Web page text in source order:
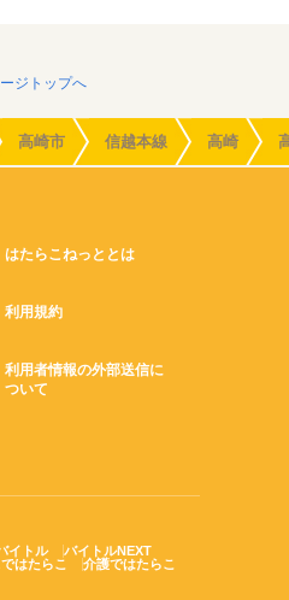
ジトップへ
高崎市 信越本線 高崎
はたらこねっととは
利用規約
利用者情報の外部送信に
ついて
イトル
バイトルNEXT
はたらこ 介護ではたらこ